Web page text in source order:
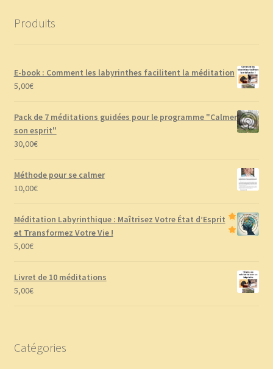
Produits
E-book : Comment les labyrinthes facilitent la méditation
5,00€
Pack de 7 méditations guidées pour le programme "Calmer
son esprit"
30,00€
Méthode pour se calmer
10,00€
Méditation Labyrinthique : Maîtrisez Votre État d’Esprit
et Transformez Votre Vie !
5,00€
Livret de 10 méditations
5,00€
Catégories